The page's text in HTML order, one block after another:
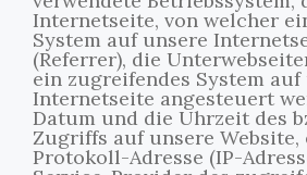
Internetseite, von welcher
System auf unsere
(Referrer), die
ein zugreifendes System
Internetseite angesteuert
Datum und die Uhrzeit des
Zugriffs auf unsere
Protokoll-Adresse (IP-